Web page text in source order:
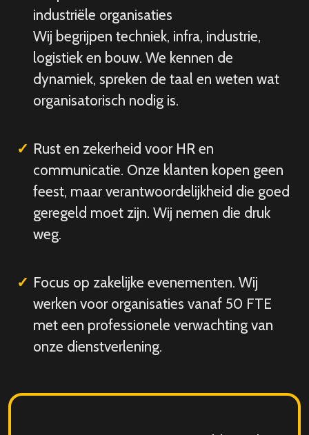
industriële organisaties
Wij begrijpen techniek, infra, industrie,
logistiek en bouw. We kennen de
dynamiek, spreken de taal en weten wat
organisatorisch nodig is.
Rust en zekerheid voor HR en
communicatie. Onze klanten kopen geen
feest, maar verantwoordelijkheid die goed
geregeld moet zijn. Wij nemen die druk
weg.
Focus op zakelijke evenementen. Wij
werken voor organisaties vanaf 50 FTE
met een professionele verwachting van
onze dienstverlening.